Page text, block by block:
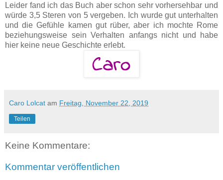
Leider fand ich das Buch aber schon sehr vorhersehbar und
würde 3,5 Steren von 5 vergeben. Ich wurde gut unterhalten
und die Gefühle kamen gut rüber, aber ich mochte Rome
beziehungsweise sein Verhalten anfangs nicht und habe
hier keine neue Geschichte erlebt.
Caro Lolcat am Freitag, November 22, 2019
Teilen
Keine Kommentare:
Kommentar veröffentlichen